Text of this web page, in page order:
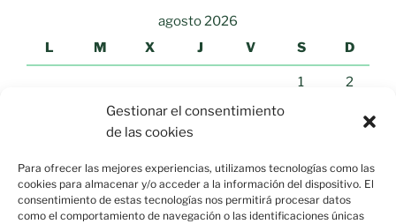
Gestionar el consentimiento
de las cookies
Para ofrecer las mejores experiencias, utilizamos tecnologías como las
cookies para almacenar y/o acceder a la información del dispositivo. El
consentimiento de estas tecnologías nos permitirá procesar datos
como el comportamiento de navegación o las identificaciones únicas
agosto 2026
L
M X J V S D
1 2
5 6 7
17 18 19 20 21 22 23
24 25 26 27 28 29 30